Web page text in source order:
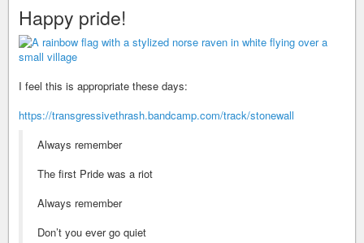
Happy pride!
I feel this is appropriate these days:
https://transgressivethrash.bandcamp.com/track/stonewall
Always remember
The first Pride was a riot
Always remember
Don’t you ever go quiet